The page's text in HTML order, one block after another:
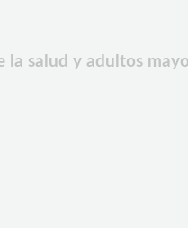
la salud y adultos